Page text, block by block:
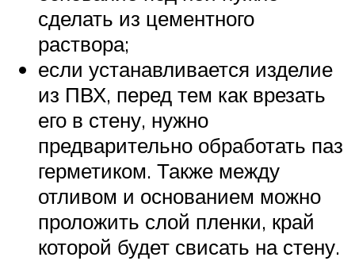
сделать из цементного
раствора;
если устанавливается изделие
из ПВХ, перед тем как врезать
его в стену, нужно
предварительно обработать паз
герметиком. Также между
отливом и основанием можно
проложить слой пленки, край
которой будет свисать на стену.